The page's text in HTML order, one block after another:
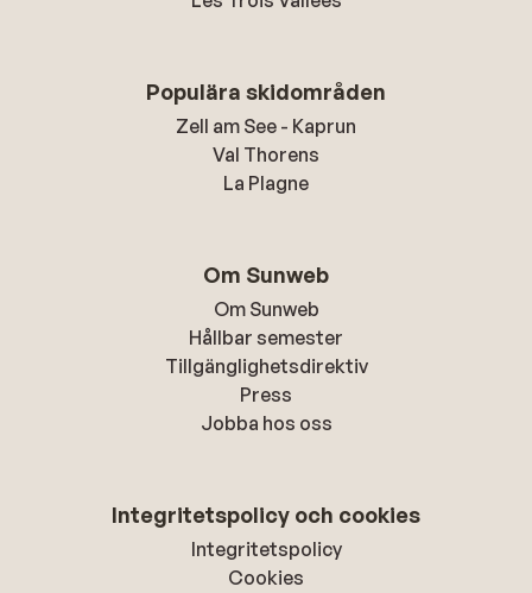
Populära skidområden
Zell am See - Kaprun
Val Thorens
La Plagne
Om Sunweb
Om Sunweb
Hållbar semester
Tillgänglighetsdirektiv
Press
Jobba hos oss
Integritetspolicy och cookies
Integritetspolicy
Cookies